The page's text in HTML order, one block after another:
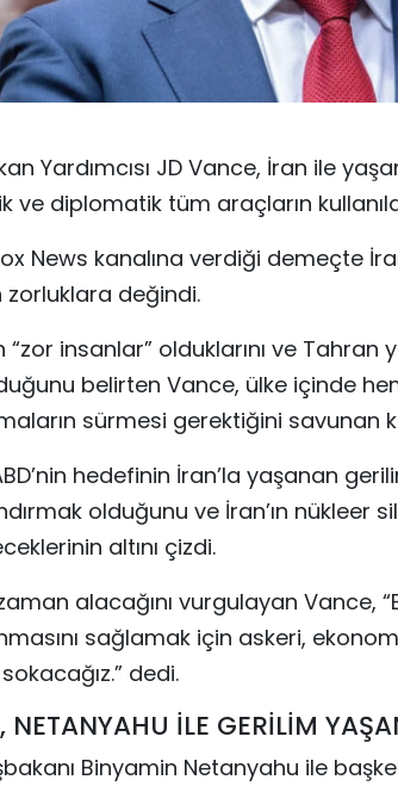
Yardımcısı JD Vance, İran ile
ve diplomatik tüm araçların
News kanalına verdiği demeçte
değindi.
“zor insanlar” olduklarını ve
belirten Vance, ülke içinde
sürmesi gerektiğini
hedefinin İran’la yaşanan
olduğunu ve İran’ın nükleer
altını çizdi.
alacağını vurgulayan Vance,
sağlamak için askeri,
dedi.
NETANYAHU İLE GERİLİM
Binyamin Netanyahu ile